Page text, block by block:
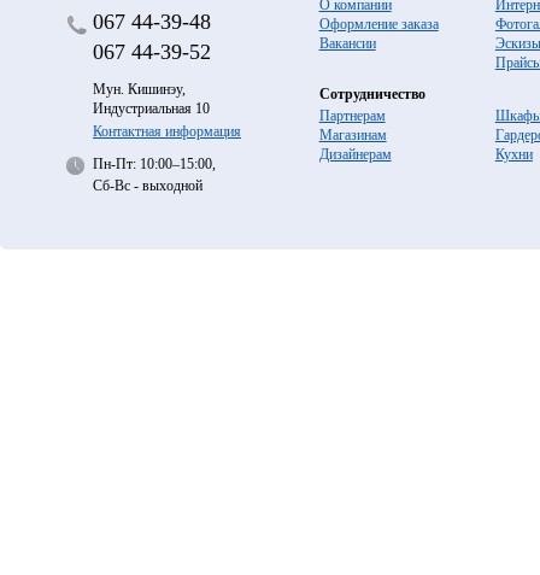
067 44-39-48
067 44-39-52
Мун. Кишинэу,
Индустриальная 10
Контактная информация
Пн-Пт: 10:00–15:00,
Сб-Вс - выходной
О компании
Оформление заказа
Вакансии
Эскизы
Сотрудничество
Партнерам
Магазинам
Дизайнерам
Кухни